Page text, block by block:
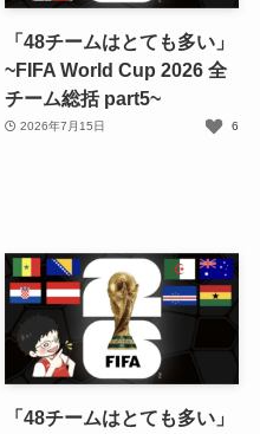
「48チームはとても多い」
~FIFA World Cup 2026 全
チーム総括 part5~
2026年7月15日 6
「48チームはとても多い」